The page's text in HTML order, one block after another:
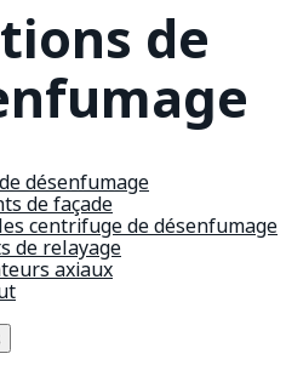
de
désenfumage
de façade
centrifuge de désenfumage
de relayage
axiaux